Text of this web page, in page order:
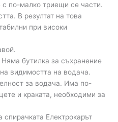
с по-малко триещи се части.
В резултат на това
при високи
бутилка за съхранение
видимостта на водача.
за водача. Има по-
и краката, необходими за
Електрокарът